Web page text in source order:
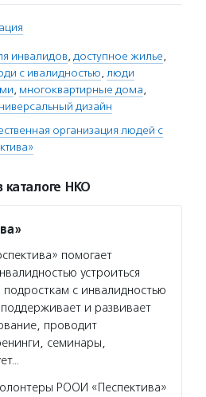
инвалидов, доступное жилье,
с ивалидностью, люди
, многоквартирные дома,
дизайн
организация людей с
НКО
помогает
устроиться
подросткам с инвалидностью
и развивает
проводит
семинары,
РООИ «Песпектива»